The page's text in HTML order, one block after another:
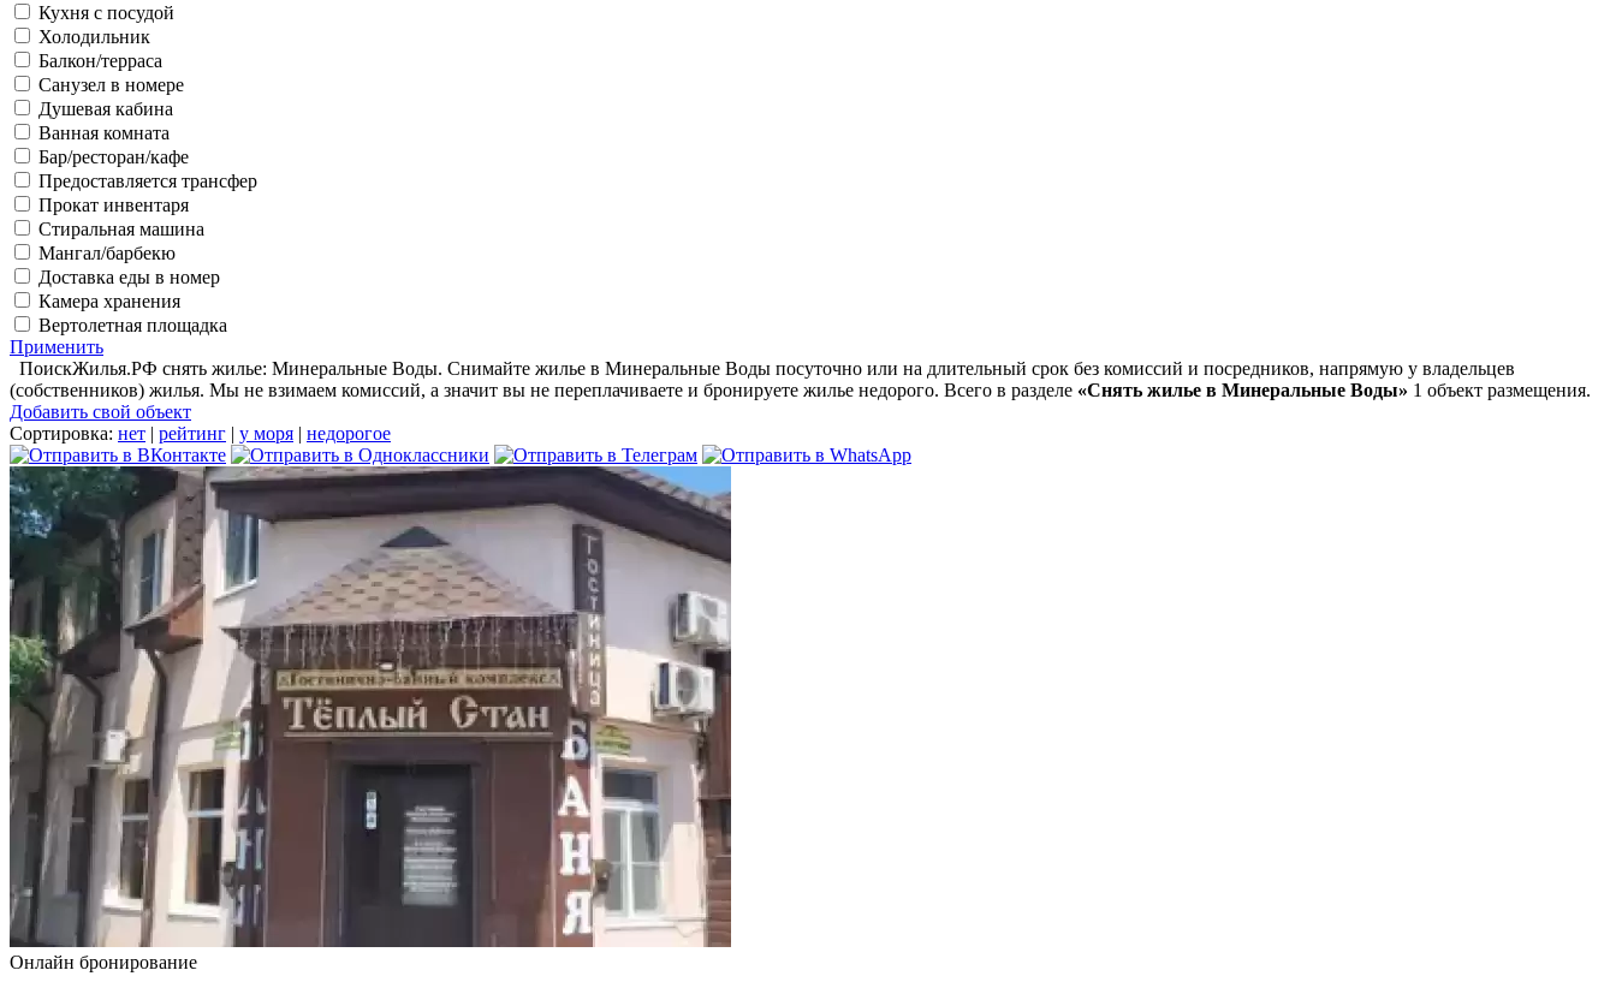
Кухня с посудой
Холодильник
Балкон/терраса
Санузел в номере
Душевая кабина
Ванная комната
Бар/ресторан/кафе
Предоставляется трансфер
Прокат инвентаря
Стиральная машина
Мангал/барбекю
Доставка еды в номер
Камера хранения
Вертолетная площадка
Применить
ПоискЖилья.РФ снять жилье: Минеральные Воды. Снимайте жилье в Минеральные Воды посуточно или на длительный срок без комиссий и посредников, напрямую у владельцев
(собственников) жилья. Мы не взимаем комиссий, а значит вы не переплачиваете и бронируете жилье недорого. Всего в разделе «Снять жилье в Минеральные Воды» 1 объект размещения.
Добавить свой объект
Сортировка: нет | рейтинг | у моря | недорогое
Онлайн бронирование